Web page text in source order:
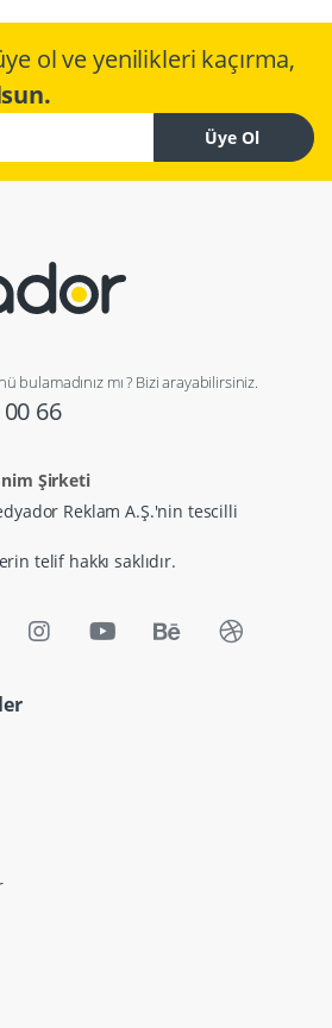
ol ve yenilikleri kaçırma,
Üye Ol
bulamadınız mı ? Bizi arayabilirsiniz.
66
Şirketi
Reklam A.Ş.'nin tescilli
telif hakkı saklıdır.